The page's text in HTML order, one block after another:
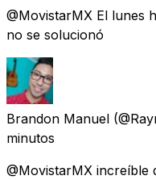
@MovistarMX El lunes
no se solucionó
Brandon Manuel
minutos
@MovistarMX increíble